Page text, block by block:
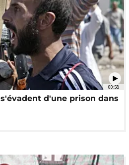
00:58
d'une prison dans